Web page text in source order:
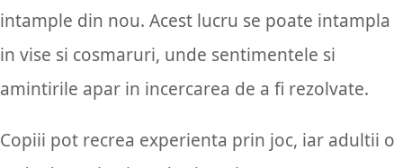
intample din nou. Acest lucru se poate intampla
in vise si cosmaruri, unde sentimentele si
amintirile apar in incercarea de a fi rezolvate.
Copiii pot recrea experienta prin joc, iar adultii o